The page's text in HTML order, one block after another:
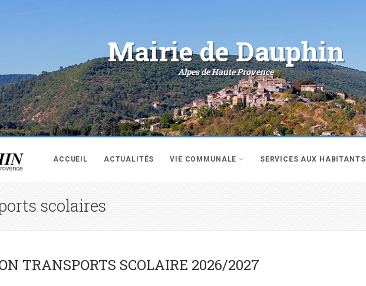
Mairie de Dauphin
Alpes de Haute Provence
ACCUEIL ACTUALITÉS VIE COMMUNALE SERVICES AUX HABITANTS
scolaires
TRANSPORTS SCOLAIRE 2026/2027